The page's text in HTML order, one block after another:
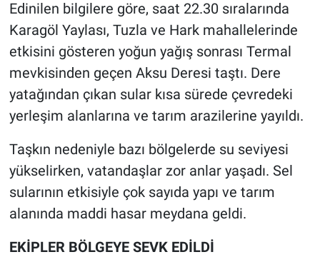
Edinilen bilgilere göre, saat 22.30 sıralarında
Karagöl Yaylası, Tuzla ve Hark mahallelerinde
etkisini gösteren yoğun yağış sonrası Termal
mevkisinden geçen Aksu Deresi taştı. Dere
yatağından çıkan sular kısa sürede çevredeki
yerleşim alanlarına ve tarım arazilerine yayıldı.
Taşkın nedeniyle bazı bölgelerde su seviyesi
yükselirken, vatandaşlar zor anlar yaşadı. Sel
sularının etkisiyle çok sayıda yapı ve tarım
alanında maddi hasar meydana geldi.
EKİPLER BÖLGEYE SEVK EDİLDİ